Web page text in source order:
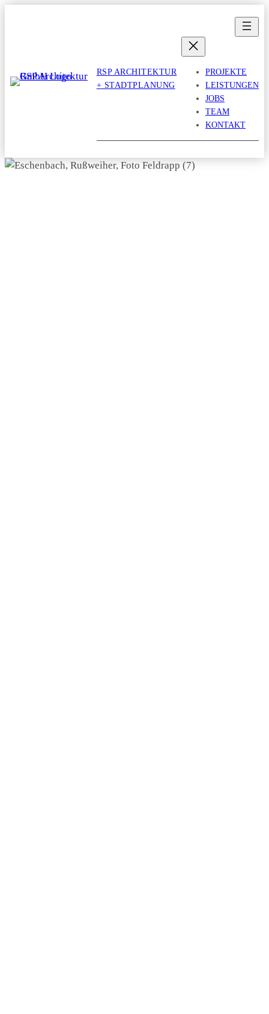
RSP ARCHITEKTUR
+ STADTPLANUNG
PROJEKTE
LEISTUNGEN
JOBS
TEAM
KONTAKT